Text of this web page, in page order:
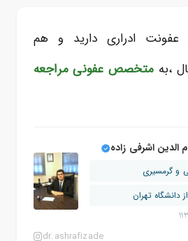
عفونت ادراری دارید و هم
،به متخصص عفونی مراجعه
الدین اشرفی زاده
و گرمسیری
تهران
dr.ashrafizade